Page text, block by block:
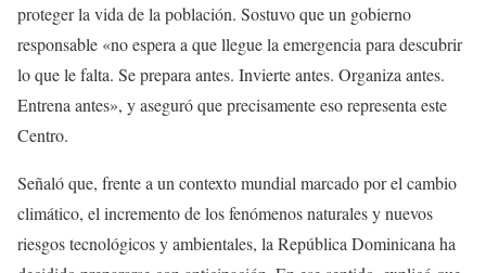
proteger la vida de la población. Sostuvo que un gobierno
responsable «no espera a que llegue la emergencia para descubrir
lo que le falta. Se prepara antes. Invierte antes. Organiza antes.
Entrena antes», y aseguró que precisamente eso representa este
Centro.
Señaló que, frente a un contexto mundial marcado por el cambio
climático, el incremento de los fenómenos naturales y nuevos
riesgos tecnológicos y ambientales, la República Dominicana ha